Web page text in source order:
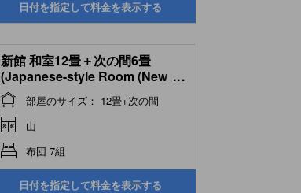
日付を指定して料金を表示する
新館 和室12畳＋次の間6畳
(Japanese-style Room (New
Building))
...
部屋のサイズ： 12畳+次の間
山
布団 7組
日付を指定して料金を表示する